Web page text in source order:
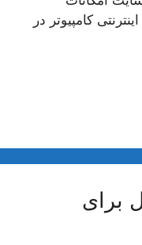
کامپیوتر در
برای